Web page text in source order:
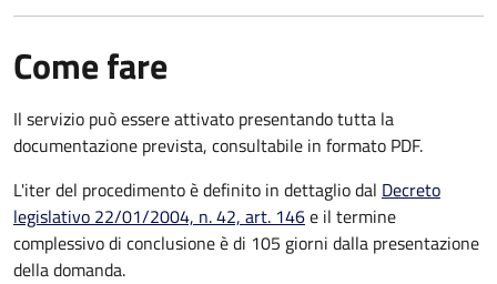
Come fare
Il servizio può essere attivato presentando tutta la
documentazione prevista, consultabile in formato PDF.
L'iter del procedimento è definito in dettaglio dal Decreto
legislativo 22/01/2004, n. 42, art. 146e il termine
complessivo di conclusione è di 105 giorni dalla presentazione
della domanda.